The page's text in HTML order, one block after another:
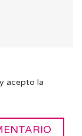
acepto la